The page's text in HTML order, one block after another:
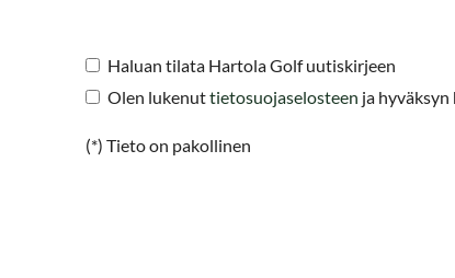
Haluan tilata Hartola Golf uutiskirjeen
Olen lukenuttietosuojaselosteen ja
(*) Tieto on pakollinen